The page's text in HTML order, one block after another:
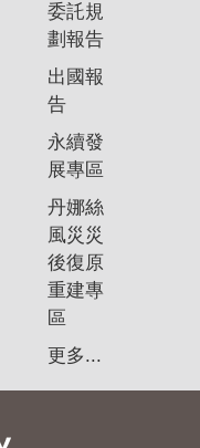
委託規
劃報告
出國報
告
永續發
展專區
丹娜絲
風災災
後復原
重建專
區
更多...